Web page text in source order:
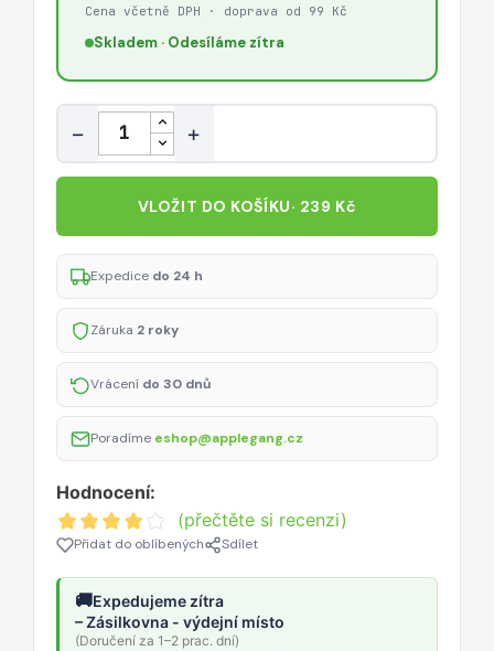
Cena včetně DPH · doprava od 99 Kč
Skladem · Odesíláme zítra
Množství
− +
VLOŽIT DO KOŠÍKU· 239 Kč
Expedice do 24 h
Záruka 2 roky
Vrácení do 30 dnů
Poradíme eshop@applegang.cz
Hodnocení:
(přečtěte si recenzi)
Přidat do oblíbených Sdílet
🚚Expedujeme zítra
– Zásilkovna - výdejní místo
(Doručení za 1–2 prac. dní)